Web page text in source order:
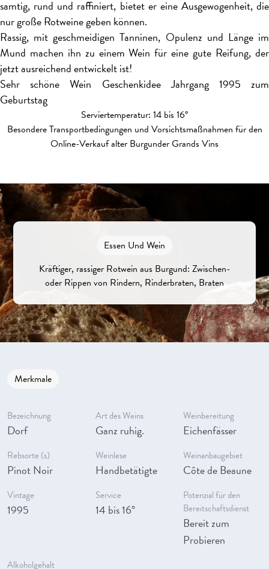
samtig, rund und raffiniert, bietet er eine Ausgewogenheit, die
nur große Rotweine geben können.
Rassig, mit geschmeidigen Tanninen, Opulenz und Länge im
Mund machen ihn zu einem Wein für eine gute Reifung, der
jetzt ausreichend entwickelt ist!
Sehr schöne Wein Geschenkidee Jahrgang 1995 zum
Geburtstag
Serviertemperatur: 14 bis 16°
Besondere Transportbedingungen und Vorsichtsmaßnahmen für den
Online-Verkauf alter Burgunder Grands Vins
Essen Und Wein
Kräftiger, rassiger Rotwein aus Burgund: Zwischen-
oder Rippen von Rindern, Rinderbraten, Braten
Merkmale
Bezeichnung
Dorf
Art des Weins
Ganz ruhig.
Weinbereitung
Eichenfässer
Rebsorte (s)
Pinot Noir
Weinlese
Handbetätigte
Weinanbaugebiet
Côte de Beaune
Vintage
1995
Service
14 bis 16°
Potenzial für den
Bereitschaftsdienst
Bereit zum
Probieren
Alkoholgehalt